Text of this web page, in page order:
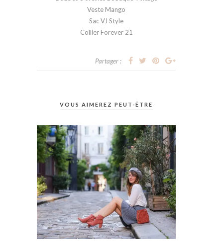
Veste Mango
Sac VJ Style
Collier Forever 21
Partager :
VOUS AIMEREZ PEUT-ÊTRE